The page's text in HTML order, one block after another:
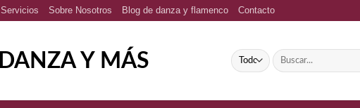
Servicios Sobre Nosotros Blog de danza y flamenco Contacto
Buscar
por: